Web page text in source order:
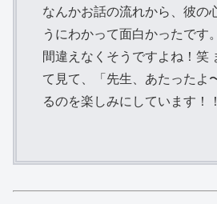
なんかお話の流れから、彼の
うにわかって面白かったです。
間違えなくそうですよね！笑
て見て、「先生、あたったよ
るのを楽しみにしています！！